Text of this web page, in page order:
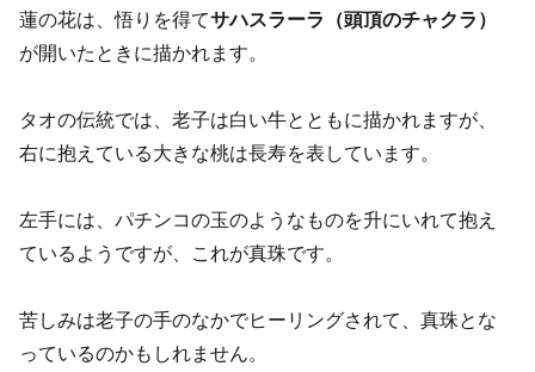
蓮の花は、悟りを得てサハスラーラ（頭頂のチャクラ）
が開いたときに描かれます。
タオの伝統では、老子は白い牛とともに描かれますが、
右に抱えている大きな桃は長寿を表しています。
左手には、パチンコの玉のようなものを升にいれて抱え
ているようですが、これが真珠です。
苦しみは老子の手のなかでヒーリングされて、真珠とな
っているのかもしれません。